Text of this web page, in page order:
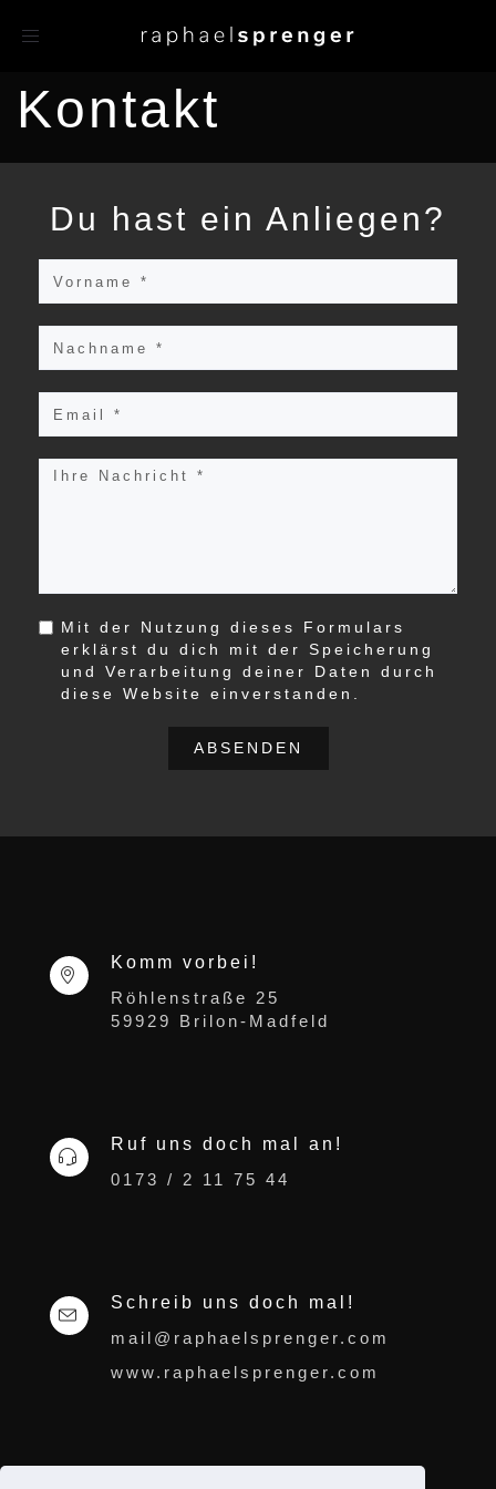
Toggle
Kontakt
Du hast ein Anliegen?
Mit der Nutzung dieses Formulars
erklärst du dich mit der Speicherung
und Verarbeitung deiner Daten durch
diese Website einverstanden.
ABSENDEN
Komm vorbei!
Röhlenstraße 25
59929 Brilon-Madfeld
Ruf uns doch mal an!
0173 / 2 11 75 44
Schreib uns doch mal!
mail@raphaelsprenger.com
www.raphaelsprenger.com